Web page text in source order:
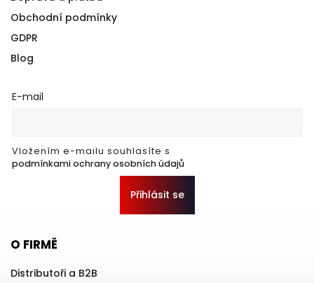
Obchodní podmínky
GDPR
Blog
E-mail
Vložením e-mailu souhlasíte s
podmínkami ochrany osobních údajů
Přihlásit se
O FIRMĚ
Distributoři a B2B